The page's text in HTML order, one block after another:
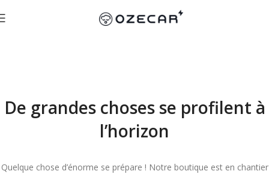
De grandes choses se profilent à
l’horizon
Quelque chose d’énorme se prépare ! Notre boutique est en chantier